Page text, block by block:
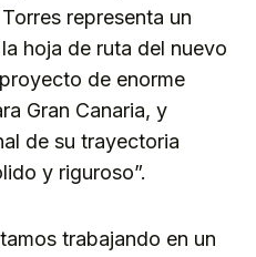
representa un
hoja de ruta del nuevo
de enorme
Gran Canaria, y
de su trayectoria
y riguroso”.
trabajando en un